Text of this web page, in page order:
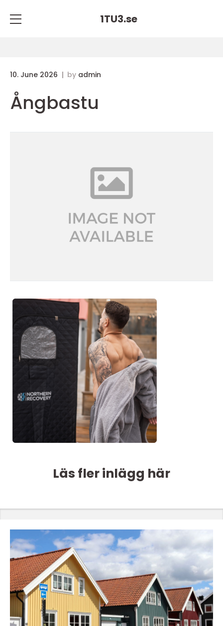
1TU3.se
10. June 2026 by admin
Ångbastu
Läs fler inlägg här